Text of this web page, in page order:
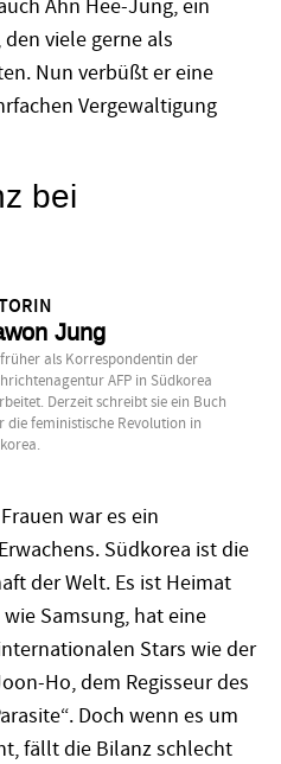
Ahn Hee-Jung, ein
viele gerne als
Nun verbüßt er eine
Vergewaltigung
bei
Jung
als Korrespondentin der
AFP in Südkorea
Derzeit schreibt sie ein Buch
die feministische Revolution in
war es ein
Südkorea ist die
der Welt. Es ist Heimat
Samsung, hat eine
Stars wie der
Ho, dem Regisseur des
Doch wenn es um
fällt die Bilanz schlecht